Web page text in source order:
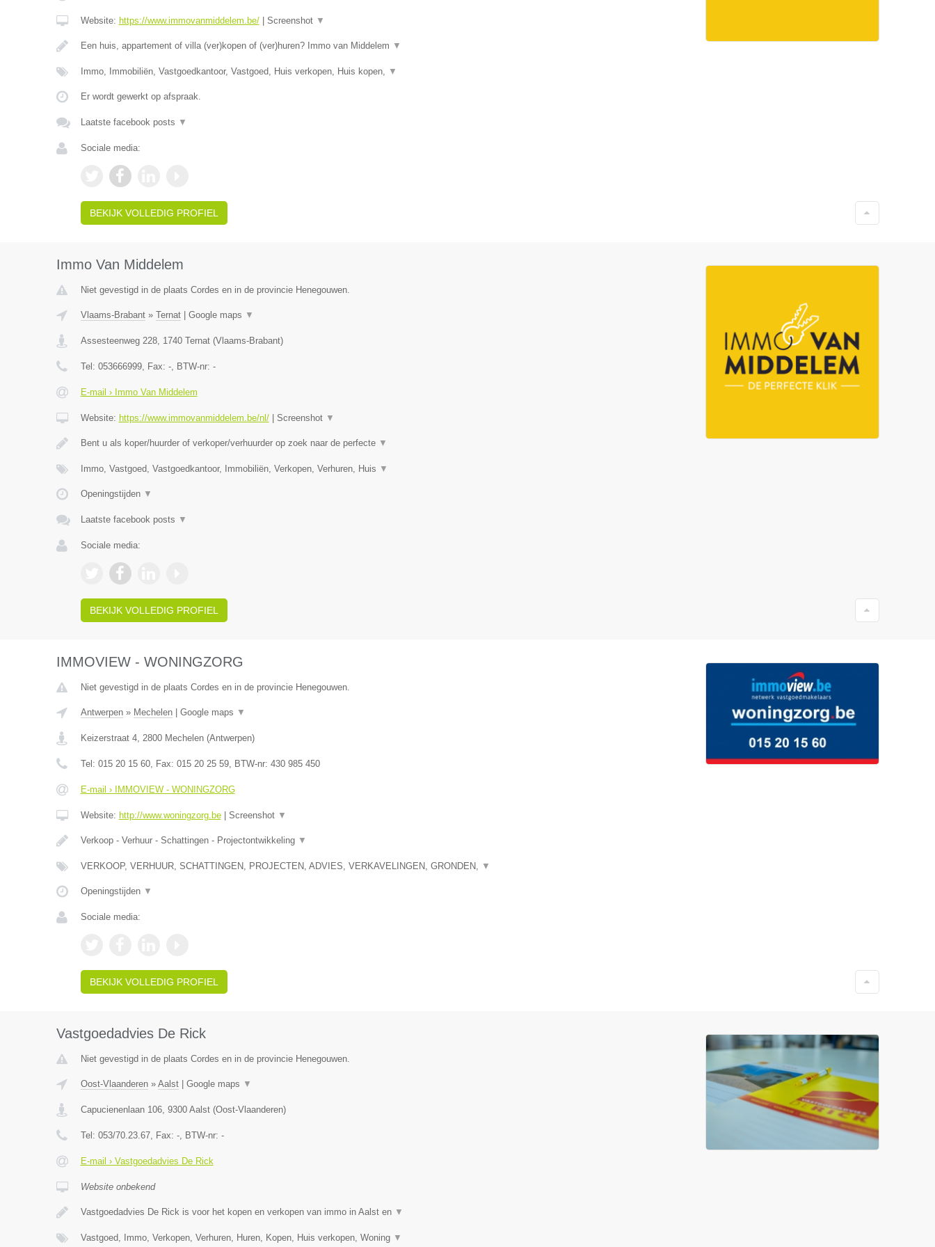
Website: https://www.immovanmiddelem.be/| Screenshot ▼
Een huis, appartement of villa (ver)kopen of (ver)huren? Immo van Middelem ▼
Immo, Immobiliën, Vastgoedkantoor, Vastgoed, Huis verkopen, Huis kopen, ▼
Er wordt gewerkt op afspraak.
Laatste facebook posts ▼
Sociale media:
BEKIJK VOLLEDIG PROFIEL
Immo Van Middelem
Niet gevestigd in de plaats Cordes en in de provincie Henegouwen.
Vlaams-Brabant» Ternat| Google maps ▼
Assesteenweg 228, 1740 Ternat(Vlaams-Brabant)
Tel: 053666999, Fax: -, BTW-nr: -
E-mail › Immo Van Middelem
Website: https://www.immovanmiddelem.be/nl/| Screenshot ▼
Bent u als koper/huurder of verkoper/verhuurder op zoek naar de perfecte ▼
Immo, Vastgoed, Vastgoedkantoor, Immobiliën, Verkopen, Verhuren, Huis ▼
Openingstijden ▼
Laatste facebook posts ▼
Sociale media:
BEKIJK VOLLEDIG PROFIEL
IMMOVIEW - WONINGZORG
Niet gevestigd in de plaats Cordes en in de provincie Henegouwen.
Antwerpen» Mechelen| Google maps ▼
Keizerstraat 4, 2800 Mechelen(Antwerpen)
Tel: 015 20 15 60, Fax: 015 20 25 59, BTW-nr: 430 985 450
E-mail › IMMOVIEW - WONINGZORG
Website: http://www.woningzorg.be| Screenshot ▼
Verkoop - Verhuur - Schattingen - Projectontwikkeling ▼
VERKOOP, VERHUUR, SCHATTINGEN, PROJECTEN, ADVIES, VERKAVELINGEN, GRONDEN, ▼
Openingstijden ▼
Sociale media:
BEKIJK VOLLEDIG PROFIEL
Vastgoedadvies De Rick
Niet gevestigd in de plaats Cordes en in de provincie Henegouwen.
Oost-Vlaanderen» Aalst| Google maps ▼
Capucienenlaan 106, 9300 Aalst(Oost-Vlaanderen)
Tel: 053/70.23.67, Fax: -, BTW-nr: -
E-mail › Vastgoedadvies De Rick
Website onbekend
Vastgoedadvies De Rick is voor het kopen en verkopen van immo in Aalst en ▼
Vastgoed, Immo, Verkopen, Verhuren, Huren, Kopen, Huis verkopen, Woning ▼